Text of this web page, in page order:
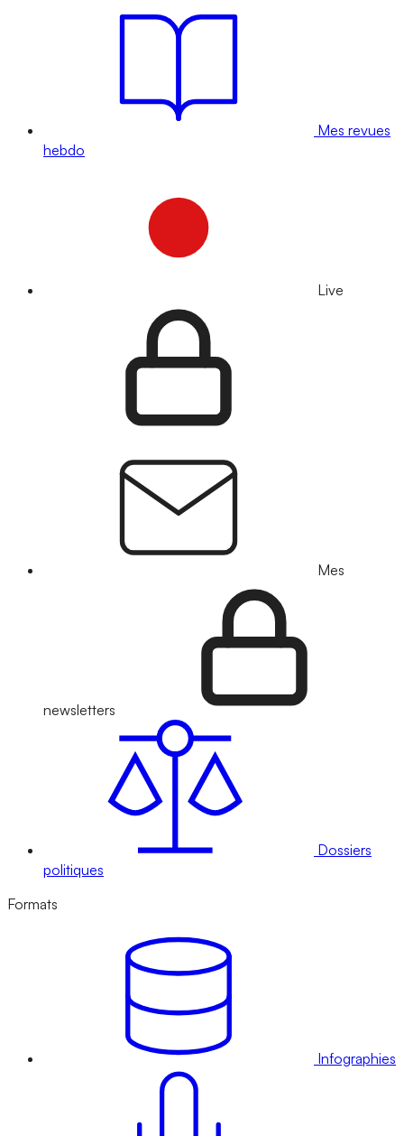
Mes revues
hebdo
Live
Mes
newsletters
Dossiers
politiques
Formats
Infographies